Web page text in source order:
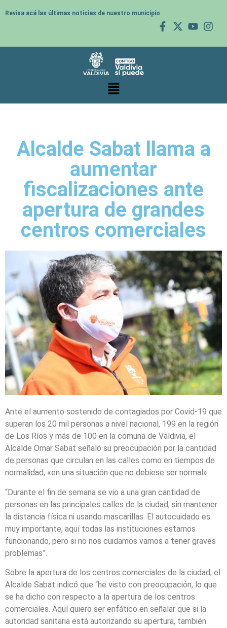
Revisa acá las últimas noticias de nuestro municipio
Alcalde Sabat llama a
aumentar
fiscalizaciones ante
apertura de grandes
centros comerciales
Ante el aumento sostenido de contagiados por Covid-19 que
superan los 20 mil personas a nivel nacional, 199 en la región
de Los Ríos y más de 100 en la comuna de Valdivia, el
Alcalde Omar Sabat señaló su preocupación por la cantidad
de personas que circulan en las calles como en tiempos de
normalidad, «en una situación que no debiese ser normal».
“Durante el fin de semana se vio a una gran cantidad de
personas en las principales calles de la ciudad, sin mantener
la distancia física ni usando mascarillas. El autocuidado es
muy importante, aquí todas las instituciones estamos
funcionando, pero si no nos cuidamos vamos a tener graves
problemas”.
Sobre la apertura de los centros comerciales de la ciudad, el
Alcalde Sabat indicó que “he visto con preocupación, lo que
se ha dicho con respecto a la apertura de los centros
comerciales. Aquí quiero ser enfático en señalar que si la
autoridad sanitaria está autorizando su apertura, también